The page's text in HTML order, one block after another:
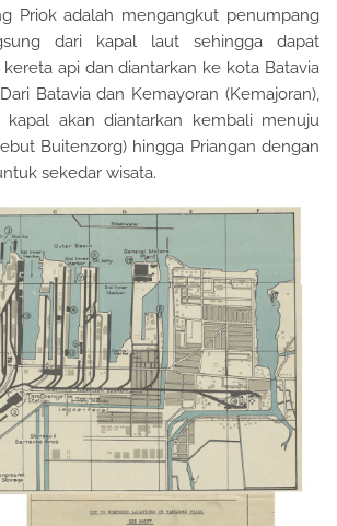
Priok adalah mengangkut penumpang
dari kapal laut sehingga dapat
api dan diantarkan ke kota Batavia
Dari Batavia dan Kemayoran (Kemajoran),
kapal akan diantarkan kembali menuju
Buitenzorg) hingga Priangan dengan
sekedar wisata.